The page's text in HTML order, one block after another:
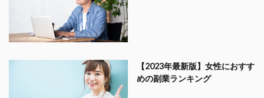
【2023年最新版】女性におすす
めの副業ランキング